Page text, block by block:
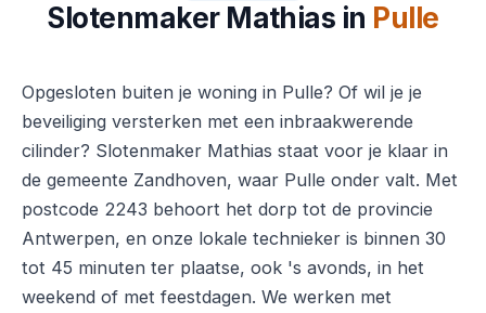
Slotenmaker Mathias in Pulle
Opgesloten buiten je woning in Pulle? Of wil je je
beveiliging versterken met een inbraakwerende
cilinder? Slotenmaker Mathias staat voor je klaar in
de gemeente Zandhoven, waar Pulle onder valt. Met
postcode 2243 behoort het dorp tot de provincie
Antwerpen, en onze lokale technieker is binnen 30
tot 45 minuten ter plaatse, ook 's avonds, in het
weekend of met feestdagen. We werken met